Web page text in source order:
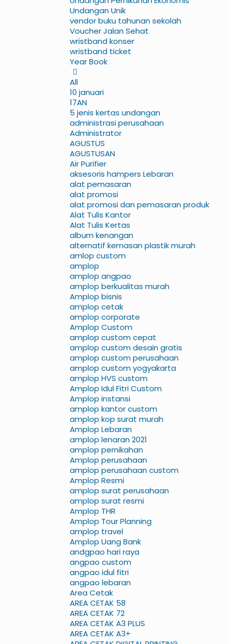
Undangan Unik
vendor buku tahunan sekolah
Voucher Jalan Sehat
wristband konser
wristband ticket
Year Book
All
10 januari
17AN
5 jenis kertas undangan
administrasi perusahaan
Administrator
AGUSTUS
AGUSTUSAN
Air Purifier
aksesoris hampers Lebaran
alat pemasaran
alat promosi
alat promosi dan pemasaran produk
Alat Tulis Kantor
Alat Tulis Kertas
album kenangan
alternatif kemasan plastik murah
amlop custom
amplop
amplop angpao
amplop berkualitas murah
Amplop bisnis
amplop cetak
amplop corporate
Amplop Custom
amplop custom cepat
amplop custom desain gratis
amplop custom perusahaan
amplop custom yogyakarta
amplop HVS custom
Amplop Idul Fitri Custom
Amplop instansi
amplop kantor custom
amplop kop surat murah
Amplop Lebaran
amplop lenaran 2021
amplop pernikahan
Amplop perusahaan
amplop perusahaan custom
Amplop Resmi
amplop surat perusahaan
amplop surat resmi
Amplop THR
Amplop Tour Planning
amplop travel
Amplop Uang Bank
andgpao hari raya
angpao custom
angpao idul fitri
angpao lebaran
Area Cetak
AREA CETAK 58
AREA CETAK 72
AREA CETAK A3 PLUS
AREA CETAK A3+